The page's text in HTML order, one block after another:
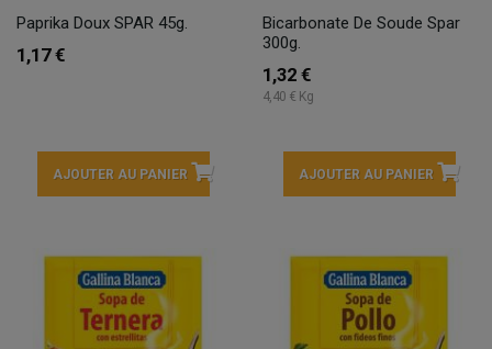
Paprika Doux SPAR 45g.
1,17 €
AJOUTER AU PANIER
Bicarbonate De Soude Spar
300g.
1,32 €
4,40 € Kg
AJOUTER AU PANIER